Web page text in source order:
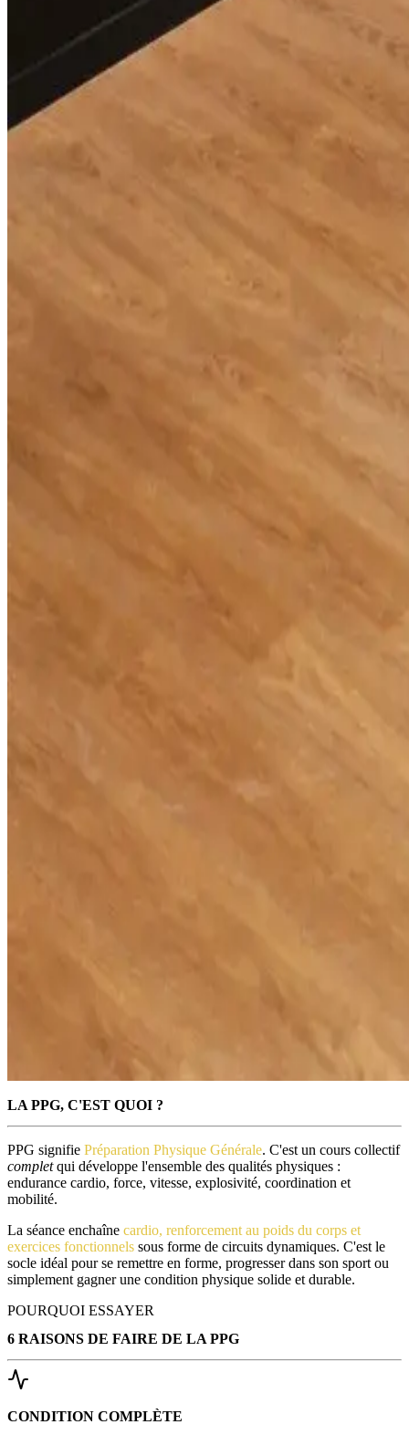
LA PPG, C'EST QUOI ?
PPG signifie Préparation Physique Générale. C'est un cours collectif
completqui développe l'ensemble des qualités physiques :
endurance cardio, force, vitesse, explosivité, coordination et
mobilité.
La séance enchaîne cardio, renforcement au poids du corps et
exercices fonctionnels sous forme de circuits dynamiques. C'est le
socle idéal pour se remettre en forme, progresser dans son sport ou
simplement gagner une condition physique solide et durable.
POURQUOI ESSAYER
6 RAISONS DE FAIRE DE LA PPG
CONDITION COMPLÈTE